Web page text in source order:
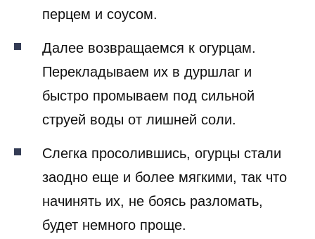
перцем и соусом.
Далее возвращаемся к огурцам.
Перекладываем их в дуршлаг и
быстро промываем под сильной
струей воды от лишней соли.
Слегка просолившись, огурцы стали
заодно еще и более мягкими, так что
начинять их, не боясь разломать,
будет немного проще.